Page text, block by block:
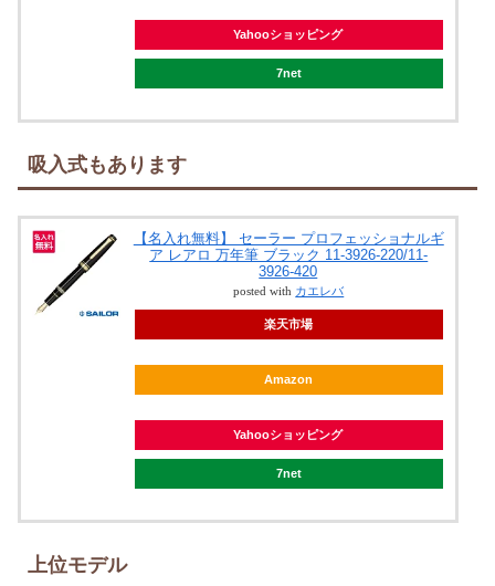
Yahooショッピング
7net
吸入式もあります
【名入れ無料】 セーラー プロフェッショナルギ
ア レアロ 万年筆 ブラック 11-3926-220/11-
3926-420
posted with カエレバ
楽天市場
Amazon
Yahooショッピング
7net
上位モデル